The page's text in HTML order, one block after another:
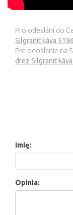
Pro odeslání do
Silgranit káva
Pre odoslanie na
drez Silgranit
Imię:
Opinia: